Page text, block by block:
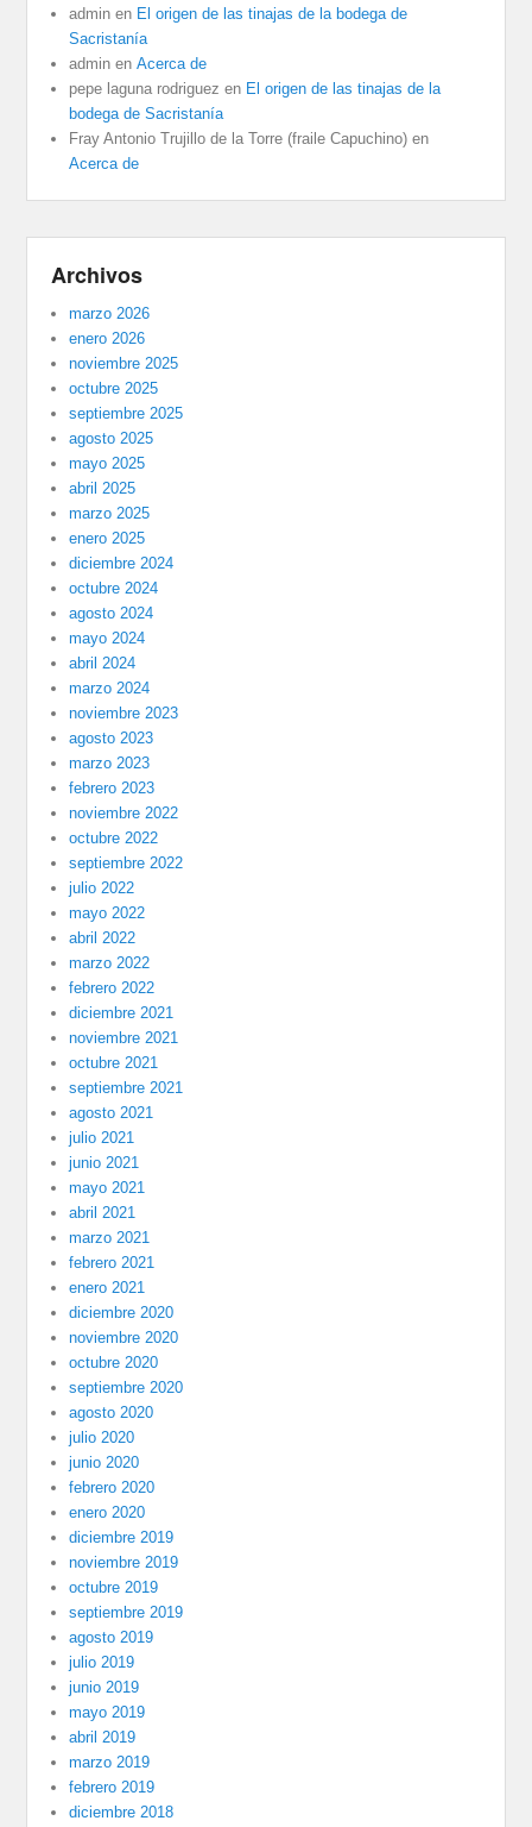
admin en El origen de las tinajas de la bodega de
Sacristanía
admin enAcerca de
pepe laguna rodriguez en El origen de las tinajas de la
bodega de Sacristanía
Fray Antonio Trujillo de la Torre (fraile Capuchino) en
Acerca de
Archivos
marzo 2026
enero 2026
noviembre 2025
octubre 2025
septiembre 2025
agosto 2025
mayo 2025
abril 2025
marzo 2025
enero 2025
diciembre 2024
octubre 2024
agosto 2024
mayo 2024
abril 2024
marzo 2024
noviembre 2023
agosto 2023
marzo 2023
febrero 2023
noviembre 2022
octubre 2022
septiembre 2022
julio 2022
mayo 2022
abril 2022
marzo 2022
febrero 2022
diciembre 2021
noviembre 2021
octubre 2021
septiembre 2021
agosto 2021
julio 2021
junio 2021
mayo 2021
abril 2021
marzo 2021
febrero 2021
enero 2021
diciembre 2020
noviembre 2020
octubre 2020
septiembre 2020
agosto 2020
julio 2020
junio 2020
febrero 2020
enero 2020
diciembre 2019
noviembre 2019
octubre 2019
septiembre 2019
agosto 2019
julio 2019
junio 2019
mayo 2019
abril 2019
marzo 2019
febrero 2019
diciembre 2018